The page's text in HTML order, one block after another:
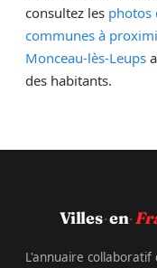
consultez les photos
communes à
Monceau-lès-Leups
des habitants.
Villes·en·
L'annuaire collaboratif